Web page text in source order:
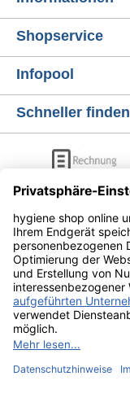
Shopservice
Infopool
Schneller finden
AGB Lieferung